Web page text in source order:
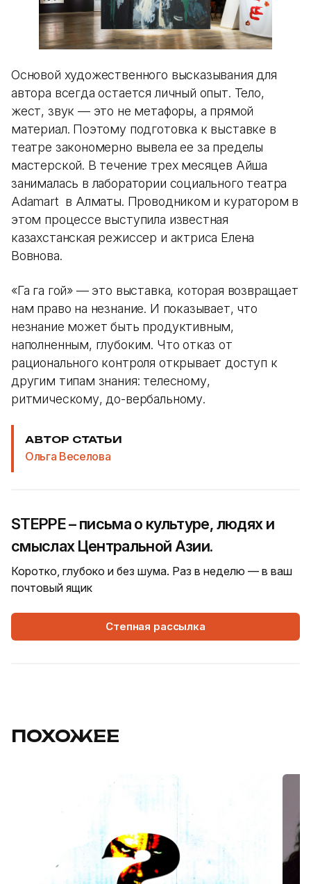
Основой художественного высказывания для
автора всегда остается личный опыт. Тело,
жест, звук — это не метафоры, а прямой
материал. Поэтому подготовка к выставке в
театре закономерно вывела ее за пределы
мастерской. В течение трех месяцев Айша
занималась в лаборатории социального театра
Adamart в Алматы. Проводником и куратором в
этом процессе выступила известная
казахстанская режиссер и актриса Елена
Вовнова.
«Га га гой» — это выставка, которая возвращает
нам право на незнание. И показывает, что
незнание может быть продуктивным,
наполненным, глубоким. Что отказ от
рационального контроля открывает доступ к
другим типам знания: телесному,
ритмическому, до-вербальному.
АВТОР СТАТЬИ
Ольга Веселова
STEPPE – письма о культуре, людях и
смыслах Центральной Азии.
Коротко, глубоко и без шума. Раз в неделю — в ваш
почтовый ящик
Степная рассылка
ПОХОЖЕЕ